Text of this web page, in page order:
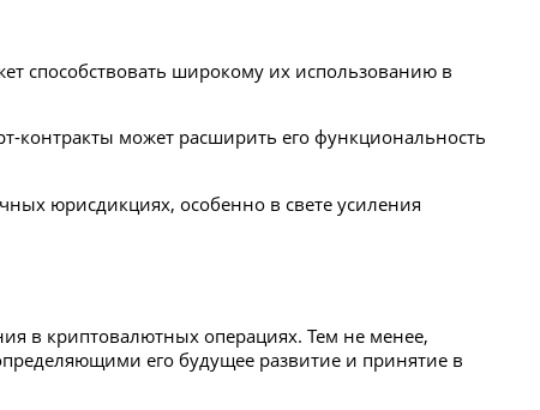
способствовать широкому их использованию в
контракты может расширить его функциональность
юрисдикциях, особенно в свете усиления
в криптовалютных операциях. Тем не менее,
его будущее развитие и принятие в